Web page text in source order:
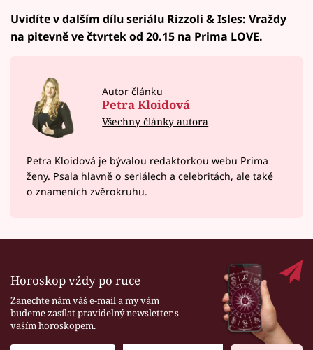
Uvidíte v dalším dílu seriálu Rizzoli & Isles: Vraždy
na pitevně ve čtvrtek od 20.15 na Prima LOVE.
Autor článku
Petra Kloidová
Všechny články autora
Petra Kloidová je bývalou redaktorkou webu Prima
ženy. Psala hlavně o seriálech a celebritách, ale také
o znameních zvěrokruhu.
Horoskop vždy po ruce
Zanechte nám váš e-mail a my vám
budeme zasílat pravidelný newsletter s
vaším horoskopem.